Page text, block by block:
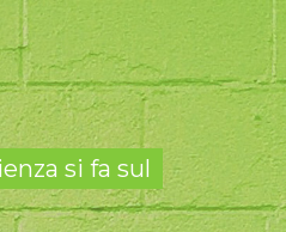
si fa sul